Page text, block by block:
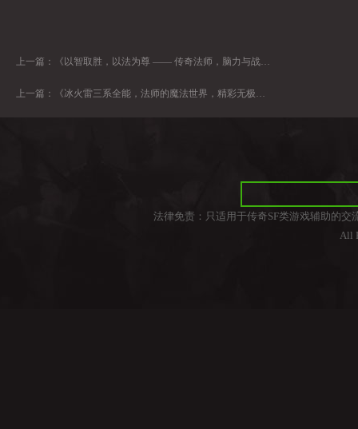
上一篇： 《以智取胜，以法为尊 —— 传奇法师，脑力与战力的完美结合》
上一篇： 《冰火雷三系全能，法师的魔法世界，精彩无极限！》
法律免责：只适用于传奇SF类游戏辅助的
All